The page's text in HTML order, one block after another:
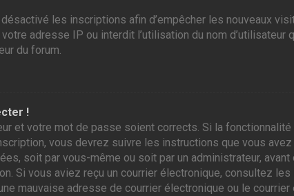
les inscriptions afin d’empêcher les nouveaux
adresse IP ou interdit l’utilisation du nom
du forum.
!
et votre mot de passe soient corrects. Si la
vous devrez suivre les instructions que vous
soit par vous-même ou soit par un administrateur,
Si vous aviez reçu un courrier électronique, consultez
mauvaise adresse de courrier électronique ou le